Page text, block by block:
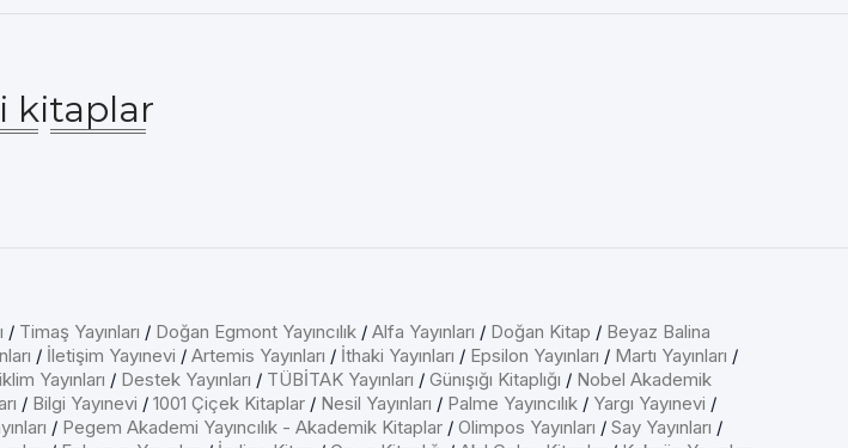
kitaplar
/ Timaş Yayınları / Doğan Egmont Yayıncılık / Alfa Yayınları / Doğan Kitap / Beyaz Balina
/ İletişim Yayınevi / Artemis Yayınları / İthaki Yayınları / Epsilon Yayınları / Martı Yayınları /
Yayınları / Destek Yayınları / TÜBİTAK Yayınları / Günışığı Kitaplığı / Nobel Akademik
/ Bilgi Yayınevi / 1001 Çiçek Kitaplar / Nesil Yayınları / Palme Yayıncılık / Yargı Yayınevi /
/ Pegem Akademi Yayıncılık - Akademik Kitaplar / Olimpos Yayınları / Say Yayınları /